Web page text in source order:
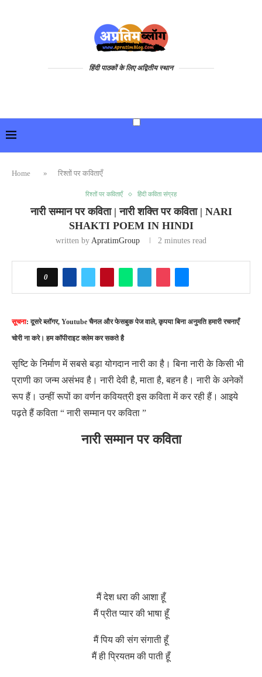
हिंदी पाठकों के लिए अद्वितीय स्थान
Home » रिश्तों पर कविताएँ
रिश्तों पर कविताएँ हिंदी कविता संग्रह
नारी सम्मान पर कविता | नारी शक्ति पर कविता | NARI
SHAKTI POEM IN HINDI
written by ApratimGroup 2 minutes read
0
सूचना: दूसरे ब्लॉगर, Youtube चैनल और फेसबुक पेज वाले, कृपया बिना अनुमति हमारी रचनाएँ
चोरी ना करे। हम कॉपीराइट क्लेम कर सकते है
सृष्टि के निर्माण में सबसे बड़ा योगदान नारी का है। बिना नारी के किसी भी
प्राणी का जन्म असंभव है। नारी देवी है, माता है, बहन है। नारी के अनेकों
रूप हैं। उन्हीं रूपों का वर्णन कवियत्री इस कविता में कर रही हैं। आइये
पढ़ते हैं कविता “ नारी सम्मान पर कविता ”
नारी सम्मान पर कविता
मैं देश धरा की आशा हूँ
मैं प्रीत प्यार की भाषा हूँ
मैं पिय की संग संगाती हूँ
मैं ही प्रियतम की पाती हूँ